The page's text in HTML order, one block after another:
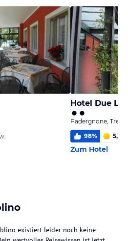
Hotel Due
Padergnone,
98% 5,9
Zum Hotel
existiert leider noch keine